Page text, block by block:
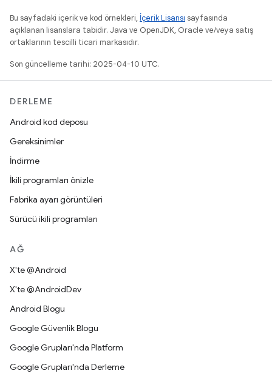
Bu sayfadaki içerik ve kod örnekleri, İçerik Lisansı sayfasında
açıklanan lisanslara tabidir. Java ve OpenJDK, Oracle ve/veya satış
ortaklarının tescilli ticari markasıdır.
Son güncelleme tarihi: 2025-04-10 UTC.
DERLEME
Android kod deposu
Gereksinimler
İndirme
İkili programları önizle
Fabrika ayarı görüntüleri
Sürücü ikili programları
AĞ
X'te @Android
X'te @AndroidDev
Android Blogu
Google Güvenlik Blogu
Google Grupları'nda Platform
Google Grupları'nda Derleme